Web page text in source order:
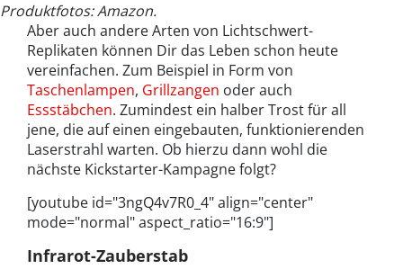
Produktfotos: Amazon.
Aber auch andere Arten von Lichtschwert-
Replikaten können Dir das Leben schon heute
vereinfachen. Zum Beispiel in Form von
Taschenlampen, Grillzangen oder auch
Essstäbchen. Zumindest ein halber Trost für all
jene, die auf einen eingebauten, funktionierenden
Laserstrahl warten. Ob hierzu dann wohl die
nächste Kickstarter-Kampagne folgt?
[youtube id="3ngQ4v7R0_4" align="center"
mode="normal" aspect_ratio="16:9"]
Infrarot-Zauberstab